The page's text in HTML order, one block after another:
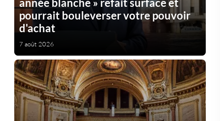
année blanche » refait surface et
pourrait bouleverser votre pouvoir
d'achat
7 août 2026